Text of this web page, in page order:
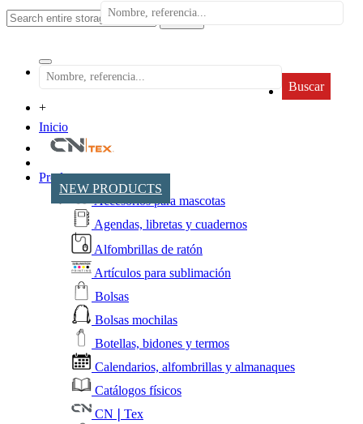
search
Buscar
+
Inicio
NEW PRODUCTS
Productos
Accesorios para mascotas
Agendas, libretas y cuadernos
Alfombrillas de ratón
Artículos para sublimación
Bolsas
Bolsas mochilas
Botellas, bidones y termos
Calendarios, alfombrillas y almanaques
Catálogos físicos
CN❘Tex